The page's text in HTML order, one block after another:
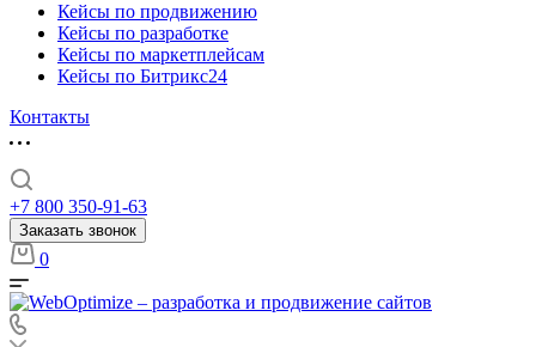
Кейсы по продвижению
Кейсы по разработке
Кейсы по маркетплейсам
Кейсы по Битрикс24
Контакты
+7 800 350-91-63
Заказать звонок
0